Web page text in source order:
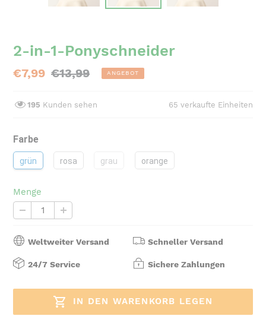
SCHIEBER
2-in-1-Ponyschneider
Sonderpreis
€7,99 Normaler
€13,99 ANGEBOT
195 Kunden sehen 65 verkaufte Einheiten
Farbe
grün rosa grau orange
Menge
Weltweiter Versand Schneller Versand
24/7 Service Sichere Zahlungen
IN DEN WARENKORB LEGEN